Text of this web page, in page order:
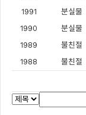
1991
분실물
1990
분실물
1989
불친절
1988
불친절